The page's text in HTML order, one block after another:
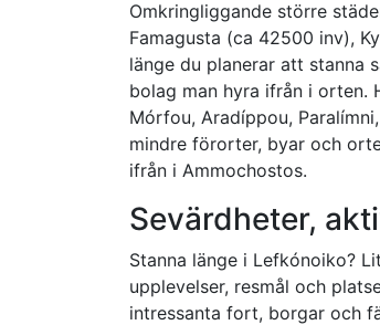
Omkringliggande större
Famagusta (ca 42500 inv),
länge du planerar att stanna
bolag man hyra ifrån i orten.
Mórfou, Aradíppou,
mindre förorter, byar och
ifrån i Ammochostos.
Sevärdheter,
Stanna länge i Lefkónoiko?
upplevelser, resmål och
intressanta fort, borgar och